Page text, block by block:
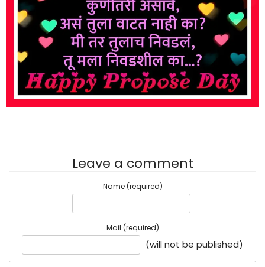
Leave a comment
Name (required)
Mail (required)
(will not be published)